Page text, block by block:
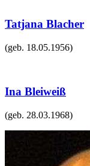
Tatjana Blacher
(geb. 18.05.1956)
Ina Bleiweiß
(geb. 28.03.1968)